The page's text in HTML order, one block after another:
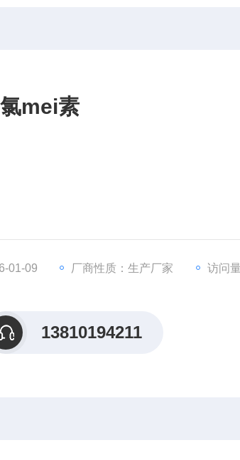
mei素
细菌筛选。
01-09 厂商性质：生产厂家 访问
13810194211